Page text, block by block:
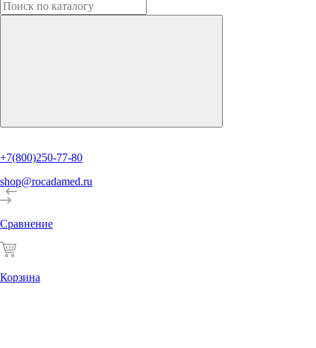
+7(800)250-77-80
shop@rocadamed.ru
Сравнение
Корзина